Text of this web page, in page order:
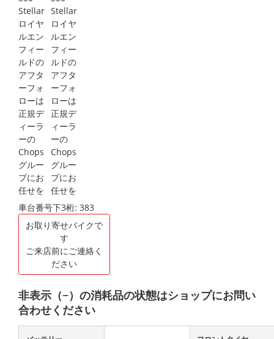
車台番号下3桁: 383
お取り寄せバイクで
す
ご来店前にご連絡く
ださい
非表示（−）の消耗品の状態はショップにお問い
合わせください